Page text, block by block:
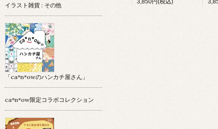
3,850円(税込)
イラスト雑貨 : その他
「ca*n*owのハンカチ屋さん」
ca*n*ow限定コラボコレクション